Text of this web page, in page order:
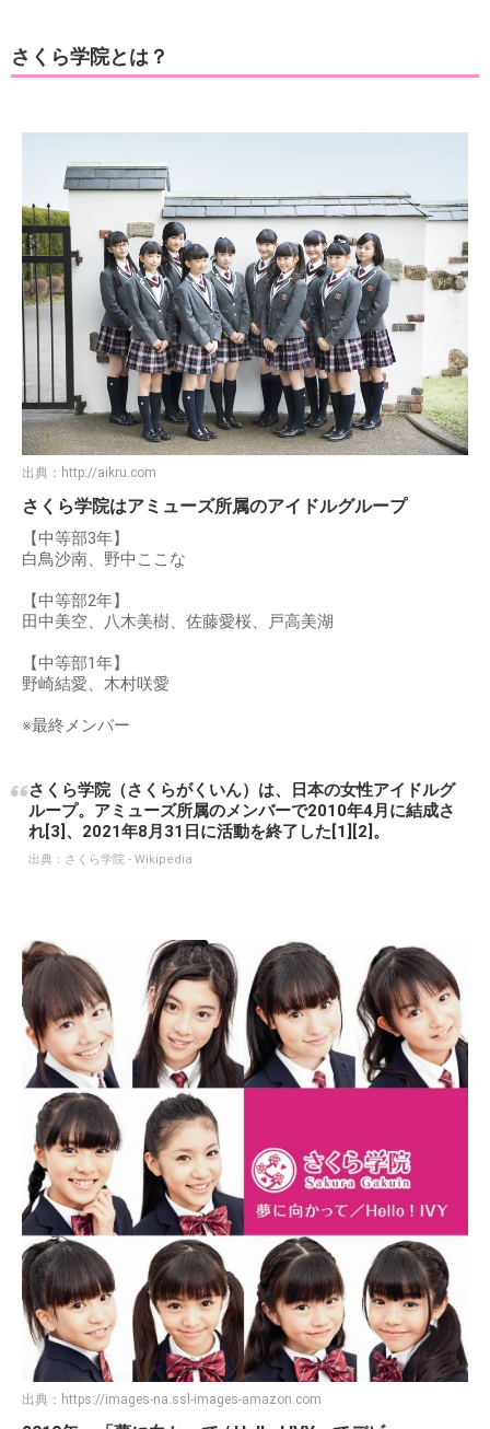
記事の前半から中盤でさくら学院メンバーの人気ランキング
TOP12を、後半でTOP13以降をご紹介します。
さくら学院とは？
さくら学院はアミューズ所属のアイドルグループ
【中等部3年】
白鳥沙南、野中ここな
【中等部1年】
野崎結愛、木村咲愛
※最終メンバー
さくら学院（さくらがくいん）は、日本の女性アイドルグ
ループ。アミューズ所属のメンバーで2010年4月に結成さ
れ[3]、2021年8月31日に活動を終了した[1][2]。
出典：さくら学院 - Wikipedia